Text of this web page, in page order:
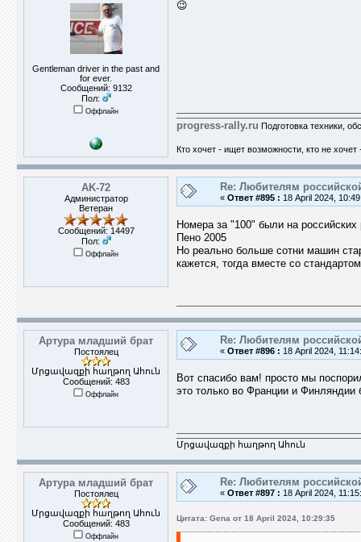
Gentleman driver in the past and
for ever.
Сообщений: 9132
Пол:
Оффлайн
😉
progress-rally.ru Подготовка техники,
Кто хочет - ищет возможности, кто не
AK-72
Администратор
Ветеран
Сообщений: 14497
Пол:
Оффлайн
Re: Любителям
« Ответ #895 : 18 April 2024,
Номера за "100" были на
Пено 2005
Но реально больше сотни машин
кажется, тогда вместе со
Артура младший брат
Постоялец
Մրցավազքի հաղթող Ահուն
Сообщений: 483
Оффлайн
Re: Любителям
« Ответ #896 : 18 April 2024,
Вот спасибо вам! просто мы
это только во Франции и Финляндии
Մրցավազքի հաղթող Ահուն
Артура младший брат
Постоялец
Մրցավազքի հաղթող Ահուն
Сообщений: 483
Оффлайн
Re: Любителям
« Ответ #897 : 18 April 2024,
Цитата: Gena от 18 April 2024, 10:29:35